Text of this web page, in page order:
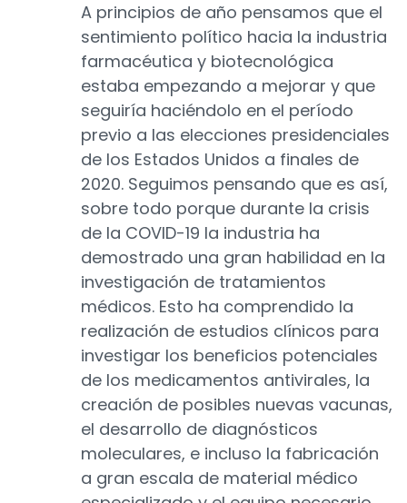
A principios de año pensamos que el
sentimiento político hacia la industria
farmacéutica y biotecnológica
estaba empezando a mejorar y que
seguiría haciéndolo en el período
previo a las elecciones presidenciales
de los Estados Unidos a finales de
2020. Seguimos pensando que es así,
sobre todo porque durante la crisis
de la COVID-19 la industria ha
demostrado una gran habilidad en la
investigación de tratamientos
médicos. Esto ha comprendido la
realización de estudios clínicos para
investigar los beneficios potenciales
de los medicamentos antivirales, la
creación de posibles nuevas vacunas,
el desarrollo de diagnósticos
moleculares, e incluso la fabricación
a gran escala de material médico